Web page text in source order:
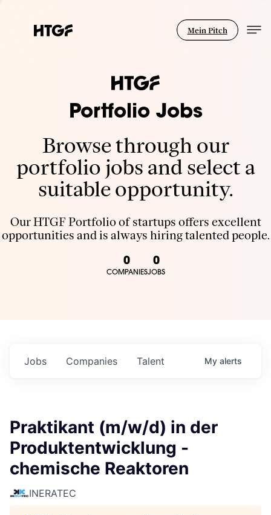
Mein Pitch
Portfolio Jobs
Browse through our
portfolio jobs and select a
suitable opportunity.
Our HTGF Portfolio of startups offers excellent
opportunities and is always hiring talented people.
0
COMPANIES
0
JOBS
Jobs Companies Talent My alerts
Praktikant (m/w/d) in der
Produktentwicklung -
chemische Reaktoren
INERATEC